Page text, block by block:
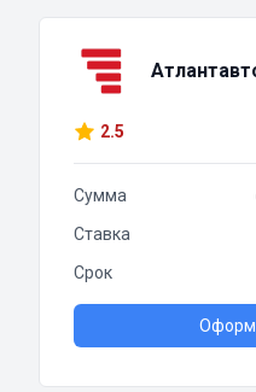
2.5
Сумма
Ставка
Срок